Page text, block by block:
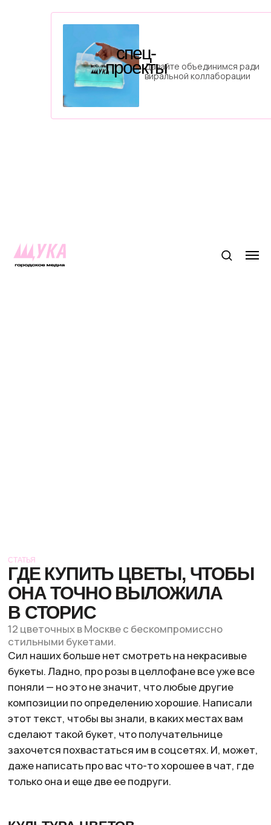
Давайте объединимся ради
виральной коллаборации
спец-
проекты
букеты. Ладно, про розы в целлофане все уже все
поняли — но это не значит, что любые другие
композиции по определению хорошие. Написали
этот текст, чтобы вы знали, в каких местах вам
сделают такой букет, что получательнице
захочется похвастаться им в соцсетях. И, может,
даже написать про вас что-то хорошее в чат, где
только она и еще две ее подруги.
Цветочные с высокими отзывами, стильными
упаковками букетов и шоурумами, в которых все
просится в кадр. Кстати, некоторые точки
работают до 23:00 специально для самых
поздних сюрпризов.
КУЛЬТУРА ЦВЕТОВ
МетроУлица 1905 года
Доставка:есть